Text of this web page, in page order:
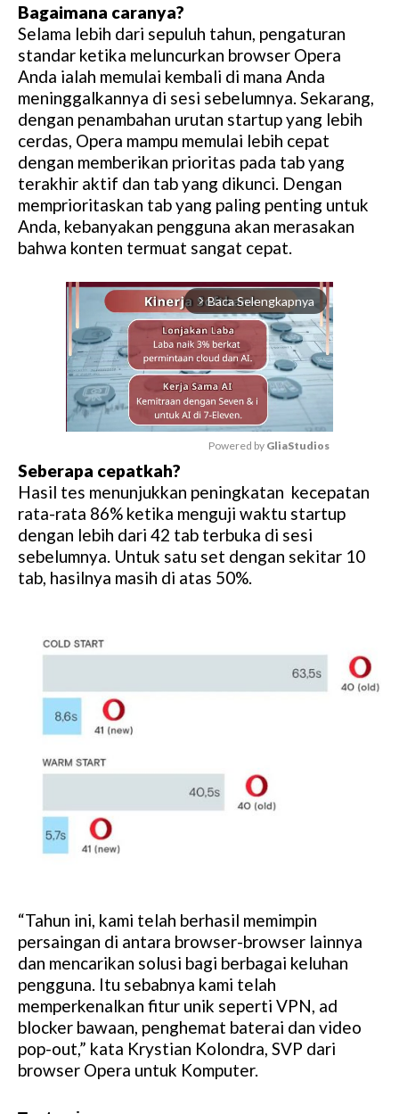
Bagaimana caranya?
Selama lebih dari sepuluh tahun, pengaturan
standar ketika meluncurkan browser Opera
Anda ialah memulai kembali di mana Anda
meninggalkannya di sesi sebelumnya. Sekarang,
dengan penambahan urutan startup yang lebih
cerdas, Opera mampu memulai lebih cepat
dengan memberikan prioritas pada tab yang
terakhir aktif dan tab yang dikunci. Dengan
memprioritaskan tab yang paling penting untuk
Anda, kebanyakan pengguna akan merasakan
bahwa konten termuat sangat cepat.
arrow_forward_ios Baca Selengkapnya
u
t
e
Powered by GliaStudios
Seberapa cepatkah?
Hasil tes menunjukkan peningkatan kecepatan
rata-rata 86% ketika menguji waktu startup
dengan lebih dari 42 tab terbuka di sesi
sebelumnya. Untuk satu set dengan sekitar 10
tab, hasilnya masih di atas 50%.
“Tahun ini, kami telah berhasil memimpin
persaingan di antara browser-browser lainnya
dan mencarikan solusi bagi berbagai keluhan
pengguna. Itu sebabnya kami telah
memperkenalkan fitur unik seperti VPN, ad
blocker bawaan, penghemat baterai dan video
pop-out,” kata Krystian Kolondra, SVP dari
browser Opera untuk Komputer.